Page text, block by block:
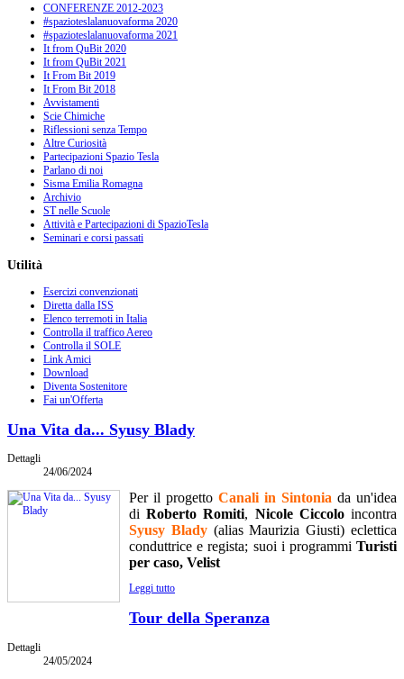
CONFERENZE 2012-2023
#spazioteslalanuovaforma 2020
#spazioteslalanuovaforma 2021
It from QuBit 2020
It from QuBit 2021
It From Bit 2019
It From Bit 2018
Avvistamenti
Scie Chimiche
Riflessioni senza Tempo
Altre Curiosità
Partecipazioni Spazio Tesla
Parlano di noi
Sisma Emilia Romagna
Archivio
ST nelle Scuole
Attività e Partecipazioni di SpazioTesla
Seminari e corsi passati
Utilità
Esercizi convenzionati
Diretta dalla ISS
Elenco terremoti in Italia
Controlla il traffico Aereo
Controlla il SOLE
Link Amici
Download
Diventa Sostenitore
Fai un'Offerta
Una Vita da... Syusy Blady
Dettagli
24/06/2024
Per il progetto Canali in Sintonia da un'idea
diRoberto Romiti, Nicole Ciccoloincontra
Syusy Blady(alias Maurizia Giusti) eclettica
conduttrice e regista; suoi i programmi Turisti
per caso, Velist
Leggi tutto
Tour della Speranza
Dettagli
24/05/2024